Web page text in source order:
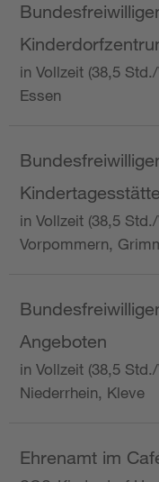
in Vollzeit (38,5
Essen
in Vollzeit (38,5
Vorpommern,
Angeboten
in Vollzeit (38,5
Niederrhein, Kleve
Ehrenamt im